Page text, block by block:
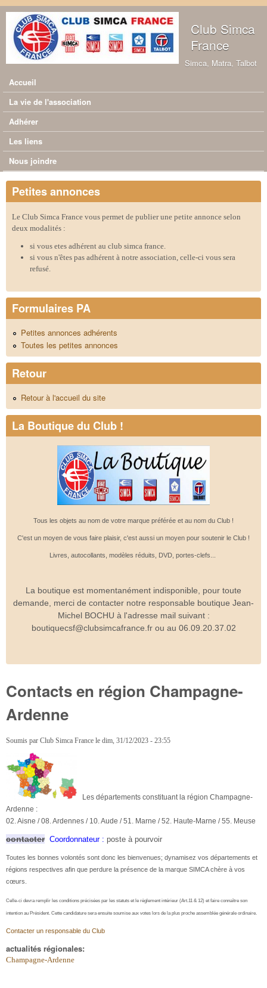
Aller au contenu principal
Club Simca
France
Simca, Matra, Talbot
Menu principal
Accueil
La vie de l'association
Adhérer
Les liens
Nous joindre
Petites annonces
Le Club Simca France vous permet de publier une petite annonce selon
deux modalités :
si vous etes adhérent au club simca france.
si vous n'êtes pas adhérent à notre association, celle-ci vous sera
refusé.
Formulaires PA
Petites annonces adhérents
Toutes les petites annonces
Retour
Retour à l'accueil du site
La Boutique du Club !
Tous les objets au nom de votre marque préférée et au nom du Club !
C'est un moyen de vous faire plaisir, c'est aussi un moyen pour soutenir le Club !
Livres, autocollants, modèles réduits, DVD, portes-clefs...
La boutique est momentanément indisponible, pour toute
demande, merci de contacter notre responsable boutique Jean-
Michel BOCHU à l'adresse mail suivant :
boutiquecsf@clubsimcafrance.fr ou au 06.09.20.37.02
Contacts en région Champagne-
Ardenne
Soumis par Club Simca France le dim, 31/12/2023 - 23:55
Les départements constituant la région Champagne-
Ardenne :
02. Aisne / 08. Ardennes / 10. Aude / 51. Marne / 52. Haute-Marne / 55. Meuse
contacter Coordonnateur : poste à pourvoir
Toutes les bonnes volontés sont donc les bienvenues; dynamisez vos départements et
régions respectives afin que perdure la présence de la marque SIMCA chère à vos
cœurs.
Celle-ci devra remplir les conditions précisées par les statuts et le règlement intérieur (Art.11 & 12) et faire connaître son
intention au Président. Cette candidature sera ensuite soumise aux votes lors de la plus proche assemblée générale ordinaire.
Contacter un responsable du Club
actualités régionales:
Champagne-Ardenne